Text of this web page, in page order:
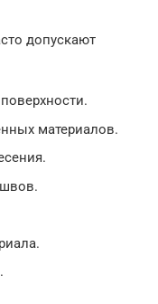
допускают
материалов.